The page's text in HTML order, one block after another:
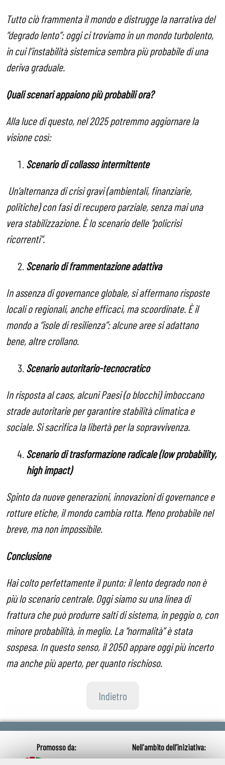
Tutto ciò frammenta il mondo e distrugge la narrativa del
“degrado lento”: oggi ci troviamo in un mondo turbolento,
in cui l’instabilità sistemica sembra più probabile di una
deriva graduale.
Quali scenari appaiono più probabili ora?
Alla luce di questo, nel 2025 potremmo aggiornare la
visione così:
Scenario di collasso intermittente
Un’alternanza di crisi gravi (ambientali, finanziarie,
politiche) con fasi di recupero parziale, senza mai una
vera stabilizzazione. È lo scenario delle “policrisi
ricorrenti”.
Scenario di frammentazione adattiva
In assenza di governance globale, si affermano risposte
locali o regionali, anche efficaci, ma scoordinate. È il
mondo a “isole di resilienza”: alcune aree si adattano
bene, altre crollano.
Scenario autoritario-tecnocratico
In risposta al caos, alcuni Paesi (o blocchi) imboccano
strade autoritarie per garantire stabilità climatica e
sociale. Si sacrifica la libertà per la sopravvivenza.
Scenario di trasformazione radicale (low probability,
high impact)
Spinto da nuove generazioni, innovazioni di governance e
rotture etiche, il mondo cambia rotta. Meno probabile nel
breve, ma non impossibile.
Conclusione
Hai colto perfettamente il punto: il lento degrado non è
più lo scenario centrale. Oggi siamo su una linea di
frattura che può produrre salti di sistema, in peggio o, con
minore probabilità, in meglio. La “normalità” è stata
sospesa. In questo senso, il 2050 appare oggi più incerto
ma anche più aperto, per quanto rischioso.
Indietro